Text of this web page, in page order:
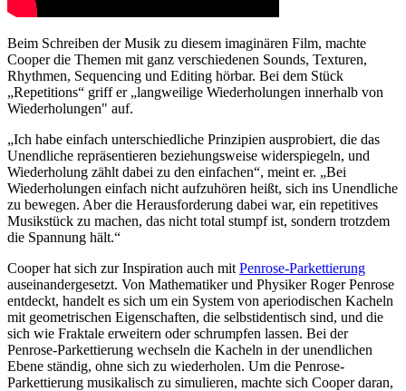
Beim Schreiben der Musik zu diesem imaginären Film, machte
Cooper die Themen mit ganz verschiedenen Sounds, Texturen,
Rhythmen, Sequencing und Editing hörbar. Bei dem Stück
„Repetitions“ griff er „langweilige Wiederholungen innerhalb von
Wiederholungen" auf.
„Ich habe einfach unterschiedliche Prinzipien ausprobiert, die das
Unendliche repräsentieren beziehungsweise widerspiegeln, und
Wiederholung zählt dabei zu den einfachen“, meint er. „Bei
Wiederholungen einfach nicht aufzuhören heißt, sich ins Unendliche
zu bewegen. Aber die Herausforderung dabei war, ein repetitives
Musikstück zu machen, das nicht total stumpf ist, sondern trotzdem
die Spannung hält.“
Cooper hat sich zur Inspiration auch mit Penrose-Parkettierung
auseinandergesetzt. Von Mathematiker und Physiker Roger Penrose
entdeckt, handelt es sich um ein System von aperiodischen Kacheln
mit geometrischen Eigenschaften, die selbstidentisch sind, und die
sich wie Fraktale erweitern oder schrumpfen lassen. Bei der
Penrose-Parkettierung wechseln die Kacheln in der unendlichen
Ebene ständig, ohne sich zu wiederholen. Um die Penrose-
Parkettierung musikalisch zu simulieren, machte sich Cooper daran,